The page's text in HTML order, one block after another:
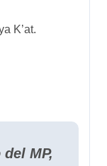
K’at.
MP,